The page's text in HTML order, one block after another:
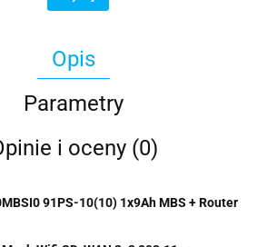
Opis
Parametry
i oceny (0)
91PS-10(10) 1x9Ah MBS + Router